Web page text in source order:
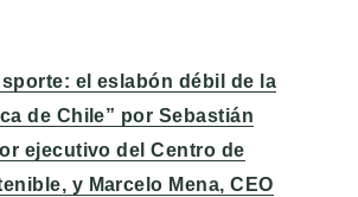
el eslabón débil de la
de Chile” por Sebastián
ejecutivo del Centro de
y Marcelo Mena, CEO